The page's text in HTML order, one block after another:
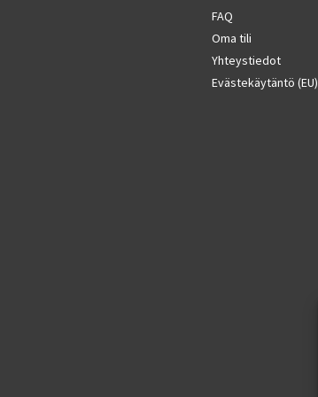
FAQ
Oma tili
Yhteystiedot
Evästekäytäntö (EU)